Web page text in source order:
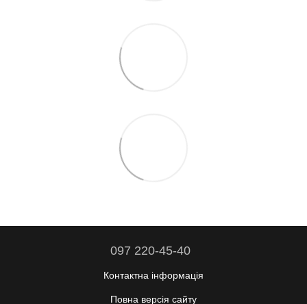
097 220-45-40
Контактна інформація
Повна версія сайту